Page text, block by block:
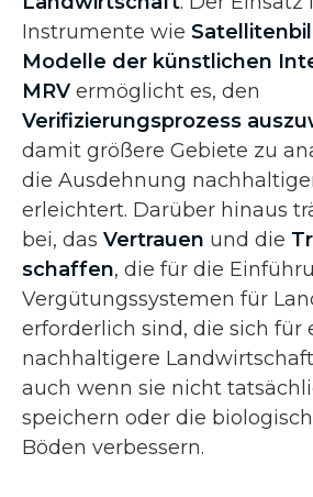
Instrumente wie
Modelle der künstlichen
MRV ermöglicht es, den
Verifizierungsprozess
damit größere Gebiete zu
die Ausdehnung
erleichtert. Darüber hinaus
bei, das Vertrauen und die
schaffen, die für die
Vergütungssystemen für
erforderlich sind, die sich für
nachhaltigere
auch wenn sie nicht
speichern oder die
Böden verbessern.